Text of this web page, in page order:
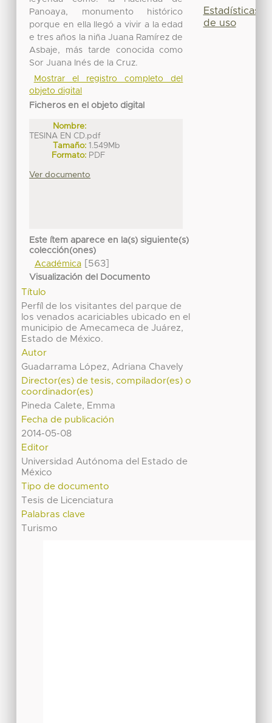
Panoaya, monumento histórico
porque en ella llegó a vivir a la edad
e tres años la niña Juana Ramírez de
Asbaje, más tarde conocida como
Sor Juana Inés de la Cruz.
Mostrar el registro completo del
objeto digital
Ficheros en el objeto digital
Nombre:
TESINA EN CD.pdf
Tamaño: 1.549Mb
Formato: PDF
Ver documento
Este ítem aparece en la(s) siguiente(s)
colección(ones)
Académica[563]
Visualización del Documento
Título
Perfíl de los visitantes del parque de
los venados acariciables ubicado en el
municipio de Amecameca de Juárez,
Estado de México.
Autor
Guadarrama López, Adriana Chavely
Director(es) de tesis, compilador(es) o
coordinador(es)
Pineda Calete, Emma
Fecha de publicación
2014-05-08
Editor
Universidad Autónoma del Estado de
México
Tipo de documento
Tesis de Licenciatura
Palabras clave
Turismo
Estadísticas
de uso